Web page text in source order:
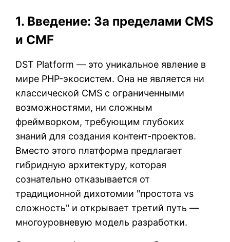
1. Введение: За пределами CMS
и CMF
DST Platform — это уникальное явление в
мире PHP-экосистем. Она не является ни
классической CMS с ограниченными
возможностями, ни сложным
фреймворком, требующим глубоких
знаний для создания контент-проектов.
Вместо этого платформа предлагает
гибридную архитектуру, которая
сознательно отказывается от
традиционной дихотомии "простота vs
сложность" и открывает третий путь —
многоуровневую модель разработки.